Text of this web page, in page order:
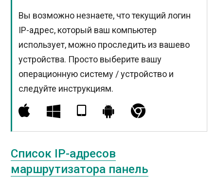
Вы возможно незнаете, что текущий логин
IP-адрес, который ваш компьютер
использует, можно проследить из вашево
устройства. Просто выберите вашу
операционную систему / устройство и
следуйте инструкциям.
Список IP-адресов
маршрутизатора панель